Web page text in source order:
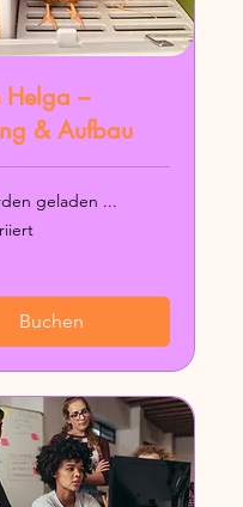
Helga –
& Aufbau
geladen ...
Buchen